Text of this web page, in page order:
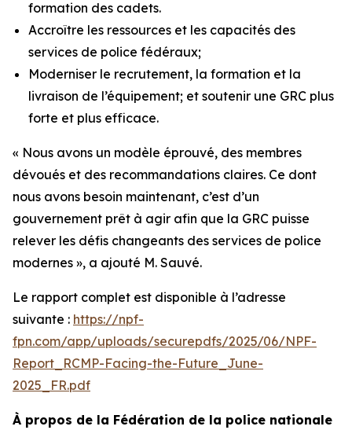
formation des cadets.
Accroître les ressources et les capacités des
services de police fédéraux;
Moderniser le recrutement, la formation et la
livraison de l’équipement; et soutenir une GRC plus
forte et plus efficace.
« Nous avons un modèle éprouvé, des membres
dévoués et des recommandations claires. Ce dont
nous avons besoin maintenant, c’est d’un
gouvernement prêt à agir afin que la GRC puisse
relever les défis changeants des services de police
modernes », a ajouté M. Sauvé.
Le rapport complet est disponible à l’adresse
suivante : https://npf-
fpn.com/app/uploads/securepdfs/2025/06/NPF-
Report_RCMP-Facing-the-Future_June-
2025_FR.pdf
À propos de la Fédération de la police nationale